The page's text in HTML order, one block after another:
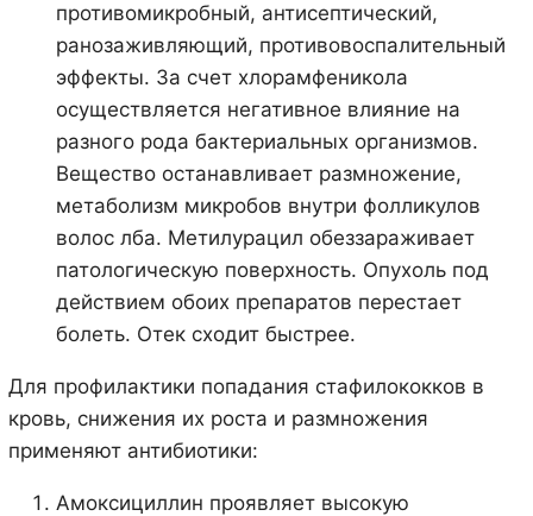
противомикробный, антисептический,
ранозаживляющий, противовоспалительный
эффекты. За счет хлорамфеникола
осуществляется негативное влияние на
разного рода бактериальных организмов.
Вещество останавливает размножение,
метаболизм микробов внутри фолликулов
волос лба. Метилурацил обеззараживает
патологическую поверхность. Опухоль под
действием обоих препаратов перестает
болеть. Отек сходит быстрее.
Для профилактики попадания стафилококков в
кровь, снижения их роста и размножения
применяют антибиотики:
Амоксициллин проявляет высокую